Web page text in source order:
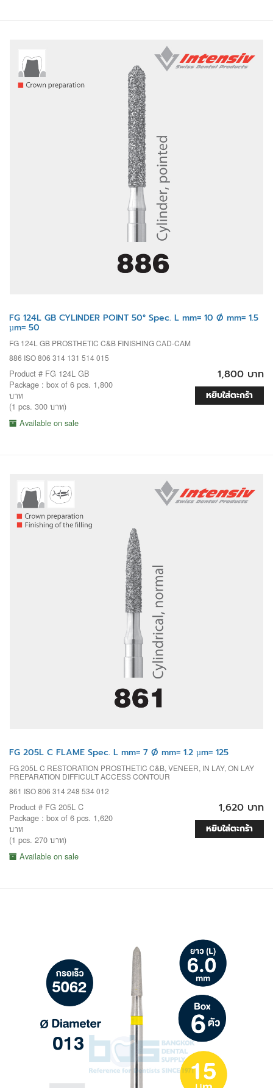
FG 124L GB CYLINDER POINT 50° Spec. L mm= 10 Ø mm= 1.5
µm= 50
FG 124L GB PROSTHETIC C&B FINISHING CAD-CAM
886 ISO 806 314 131 514 015
Product # FG 124L GB
Package : box of 6 pcs. 1,800
บาท
(1 pcs. 300 บาท)
Available on sale
1,800 บาท
หยิบใส่ตะกร้า
FG 205L C FLAME Spec. L mm= 7 Ø mm= 1.2 µm= 125
FG 205L C RESTORATION PROSTHETIC C&B, VENEER, IN LAY, ON LAY
PREPARATION DIFFICULT ACCESS CONTOUR
861 ISO 806 314 248 534 012
Product # FG 205L C
Package : box of 6 pcs. 1,620
บาท
(1 pcs. 270 บาท)
Available on sale
1,620 บาท
หยิบใส่ตะกร้า